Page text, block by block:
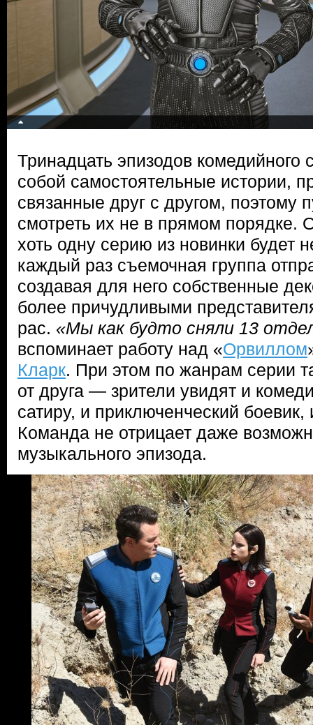
Тринадцать эпизодов
собой самостоятельные истории,
связанные друг с другом, поэтому
смотреть их не в прямом порядке.
хоть одну серию из новинки будет
каждый раз съемочная группа
создавая для него собственные
более причудливыми
рас. «Мы как будто сняли 13
вспоминает работу над «Орвиллом
Кларк. При этом по жанрам серии
от друга — зрители увидят и
сатиру, и приключенческий
Команда не отрицает даже
музыкального эпизода.